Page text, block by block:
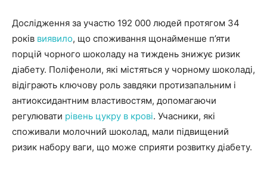
Дослідження за участю 192 000 людей протягом 34
років виявило, що споживання щонайменше п’яти
порцій чорного шоколаду на тиждень знижує ризик
діабету. Поліфеноли, які містяться у чорному шоколаді,
відіграють ключову роль завдяки протизапальним і
антиоксидантним властивостям, допомагаючи
регулювати рівень цукру в крові. Учасники, які
споживали молочний шоколад, мали підвищений
ризик набору ваги, що може сприяти розвитку діабету.